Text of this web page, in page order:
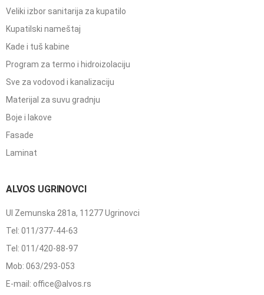
Veliki izbor sanitarija za kupatilo
Kupatilski nameštaj
Kade i tuš kabine
Program za termo i hidroizolaciju
Sve za vodovod i kanalizaciju
Materijal za suvu gradnju
Boje i lakove
Fasade
Laminat
ALVOS UGRINOVCI
Ul Zemunska 281a, 11277 Ugrinovci
Tel: 011/377-44-63
Tel: 011/420-88-97
Mob: 063/293-053
E-mail: office@alvos.rs